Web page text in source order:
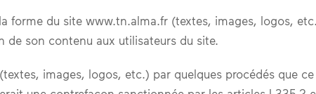
forme du site www.tn.alma.fr (textes, images, logos,
de son contenu aux utilisateurs du site.
images, logos, etc.) par quelques procédés que